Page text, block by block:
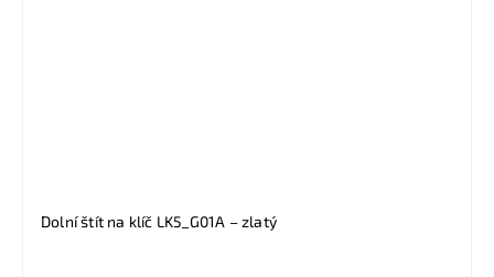
Dolní štít na klíč LK5_G01A – zlatý